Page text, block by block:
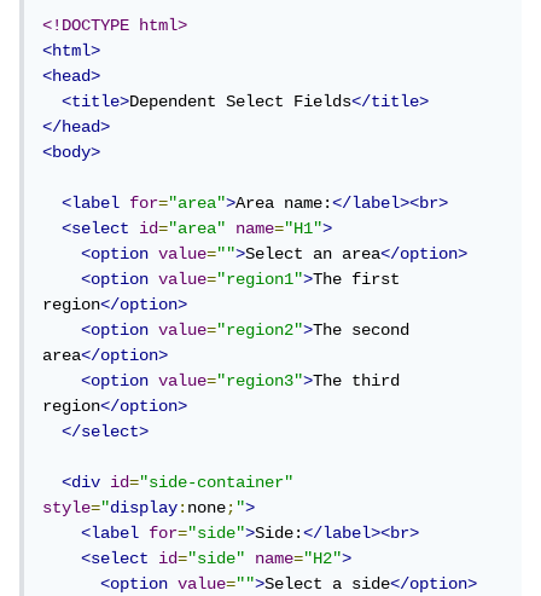
<!DOCTYPE html>
<html>
<head>
<title>Dependent Select Fields</title>
</head>
<body>
<label for="area">Area name:</label><br>
<select
id="area" name="H1">
<option
value="">Select an area</option>
<option
value="region1">The first
region</option>
<option
value="region2">The second
area</option>
<option
value="region3">The third
region</option>
</select>
<div id="side-container"
style="display:none;">
<label
for="side">Side:</label><br>
<select
id="side" name="H2">
<option
value="">Select a side</option>